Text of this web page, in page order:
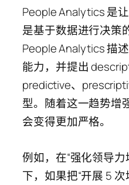
People Analytics 是
是基于数据进行决策
People Analytics 描
能力，并提出
predictive、
型。随着这一趋势增
会变得更加严格。
例如，在“强化领导
下，如果把“开展 5 次